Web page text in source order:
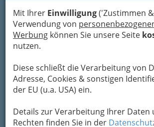
Mit Ihrer Einwilligung('Zustimmen
Verwendung von
Werbung können Sie unsere Seite
nutzen.
Diese schließt die Verarbeitung von
Adresse, Cookies & sonstigen
der EU (u.a. USA) ein.
Details zur Verarbeitung Ihrer Daten
Rechten finden Sie in der
Karte
Karte anzeigen
Kontaktaufnahme
Um die Info-Graz Firmenvor
bewahren, verwenden wir an